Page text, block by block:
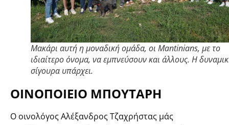
Μακάρι αυτή η μοναδική ομάδα, οι Mantinians, με το
ιδιαίτερο όνομα, να εμπνεύσουν και άλλους. Η
σίγουρα υπάρχει.
ΟΙΝΟΠΟΙΕΙΟ ΜΠΟΥΤΑΡΗ
Ο οινολόγος Αλέξανδρος Τζαχρήστας μάς